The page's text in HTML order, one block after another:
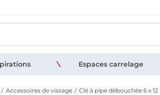
Espaces carrelage
Accessoires de vissage Clé à pipe débouchée 6 x